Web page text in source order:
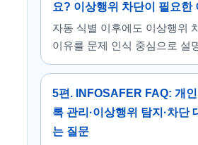
요? 이상행위 차단이 필요한
자동 식별 이후에도 이상행위
이유를 문제 인식 중심으로 설
5편. INFOSAFER FAQ: 개인
록 관리·이상행위 탐지·차단
는 질문